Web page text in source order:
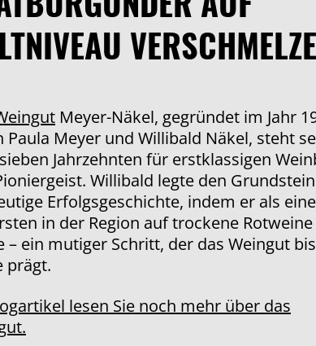
Meyer-Näkel, gegründet im Jahr
Paula Meyer und Willibald Näkel, steht
Jahrzehnten für erstklassigen
Willibald legte den
Erfolgsgeschichte, indem er als
in der Region auf trockene Rotweine
– ein mutiger Schritt, der das Weingut bis
prägt.
lesen Sie noch mehr über das